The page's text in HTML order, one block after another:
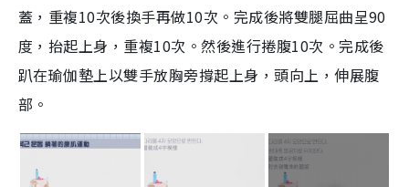
蓋，重複10次後換手再做10次。完成後將雙腿屈曲呈90
度，抬起上身，重複10次。然後進行捲腹10次。完成後
趴在瑜伽墊上以雙手放胸旁撐起上身，頭向上，伸展腹
部。